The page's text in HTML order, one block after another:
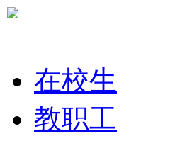
在校生
教职工